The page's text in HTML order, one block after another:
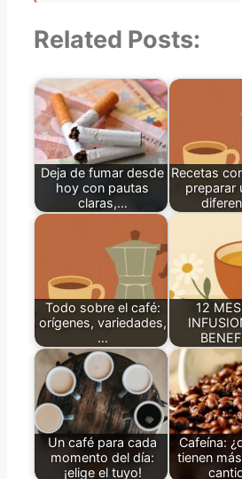
Related Posts:
Deja de fumar desde
hoy con pautas
claras,…
Recetas
preparar
Todo sobre el café:
orígenes, variedades,
…
12
Un café para cada
momento del día:
¡elige el tuyo!
Cafeína:
tienen